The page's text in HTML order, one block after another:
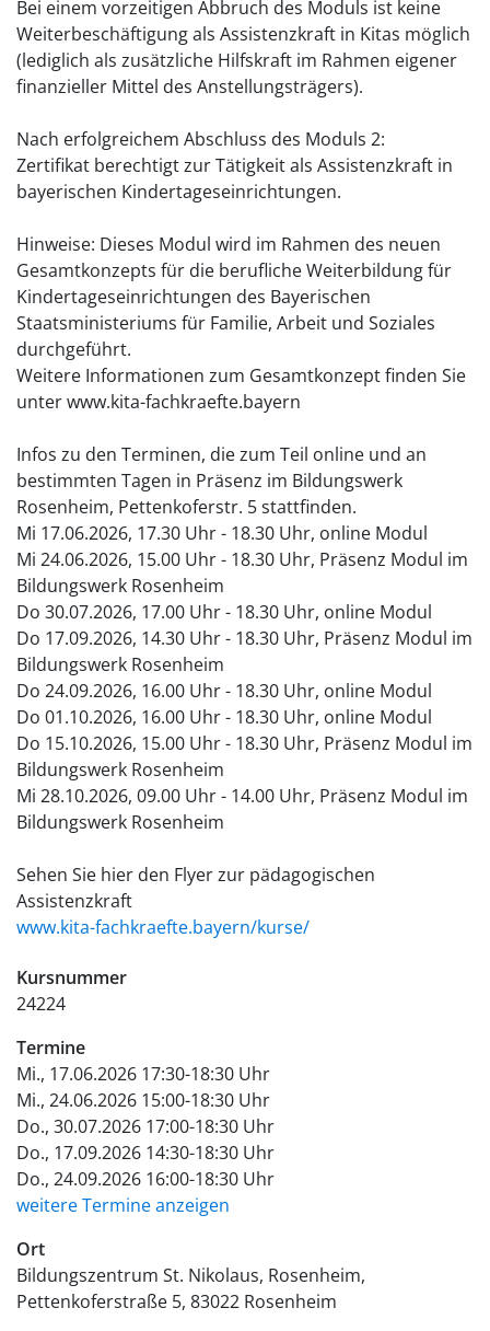
Bei einem vorzeitigen Abbruch des Moduls ist keine
Weiterbeschäftigung als Assistenzkraft in Kitas möglich
(lediglich als zusätzliche Hilfskraft im Rahmen eigener
finanzieller Mittel des Anstellungsträgers).
Nach erfolgreichem Abschluss des Moduls 2:
Zertifikat berechtigt zur Tätigkeit als Assistenzkraft in
bayerischen Kindertageseinrichtungen.
Hinweise: Dieses Modul wird im Rahmen des neuen
Gesamtkonzepts für die berufliche Weiterbildung für
Kindertageseinrichtungen des Bayerischen
Staatsministeriums für Familie, Arbeit und Soziales
durchgeführt.
Weitere Informationen zum Gesamtkonzept finden Sie
unter www.kita-fachkraefte.bayern
Infos zu den Terminen, die zum Teil online und an
bestimmten Tagen in Präsenz im Bildungswerk
Rosenheim, Pettenkoferstr. 5 stattfinden.
Mi 17.06.2026, 17.30 Uhr - 18.30 Uhr, online Modul
Mi 24.06.2026, 15.00 Uhr - 18.30 Uhr, Präsenz Modul im
Bildungswerk Rosenheim
Do 30.07.2026, 17.00 Uhr - 18.30 Uhr, online Modul
Do 17.09.2026, 14.30 Uhr - 18.30 Uhr, Präsenz Modul im
Bildungswerk Rosenheim
Do 24.09.2026, 16.00 Uhr - 18.30 Uhr, online Modul
Do 01.10.2026, 16.00 Uhr - 18.30 Uhr, online Modul
Do 15.10.2026, 15.00 Uhr - 18.30 Uhr, Präsenz Modul im
Bildungswerk Rosenheim
Mi 28.10.2026, 09.00 Uhr - 14.00 Uhr, Präsenz Modul im
Bildungswerk Rosenheim
Sehen Sie hier den Flyer zur pädagogischen
Assistenzkraft
www.kita-fachkraefte.bayern/kurse/
Kursnummer
24224
Termine
Mi., 17.06.2026 17:30-18:30 Uhr
Mi., 24.06.2026 15:00-18:30 Uhr
Do., 30.07.2026 17:00-18:30 Uhr
Do., 17.09.2026 14:30-18:30 Uhr
Do., 24.09.2026 16:00-18:30 Uhr
weitere Termine anzeigen
Ort
Bildungszentrum St. Nikolaus, Rosenheim
Pettenkoferstraße 5 83022 Rosenheim